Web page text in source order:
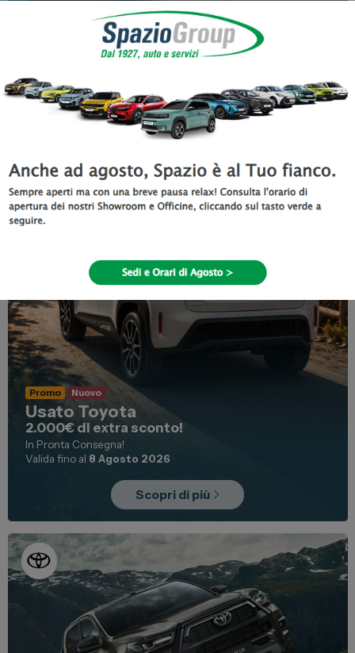
Nuovo
Toyota Yaris Hybrid
tua da 19.950€
Scegli il vero ibrido Toyota
Valida fino al31 Agosto 2026
Scopri di più
Promo Nuovo
Usato Toyota
2.000€ di extra sconto!
In Pronta Consegna!
Valida fino al 8 Agosto 2026
Scopri di più